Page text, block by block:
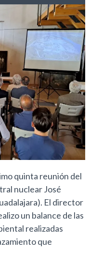
quinta reunión del
nuclear José
El director
un balance de las
realizadas
que